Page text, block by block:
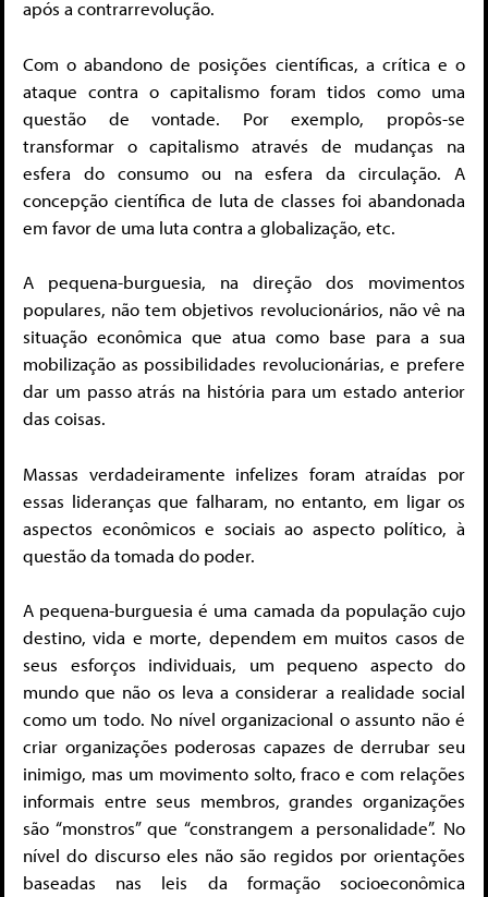
após a contrarrevolução.
Com o abandono de posições científicas, a crítica e o
ataque contra o capitalismo foram tidos como uma
questão de vontade. Por exemplo, propôs-se
transformar o capitalismo através de mudanças na
esfera do consumo ou na esfera da circulação. A
concepção científica de luta de classes foi abandonada
em favor de uma luta contra a globalização, etc.
A pequena-burguesia, na direção dos movimentos
populares, não tem objetivos revolucionários, não vê na
situação econômica que atua como base para a sua
mobilização as possibilidades revolucionárias, e prefere
dar um passo atrás na história para um estado anterior
das coisas.
Massas verdadeiramente infelizes foram atraídas por
essas lideranças que falharam, no entanto, em ligar os
aspectos econômicos e sociais ao aspecto político, à
questão da tomada do poder.
A pequena-burguesia é uma camada da população cujo
destino, vida e morte, dependem em muitos casos de
seus esforços individuais, um pequeno aspecto do
mundo que não os leva a considerar a realidade social
como um todo. No nível organizacional o assunto não é
criar organizações poderosas capazes de derrubar seu
inimigo, mas um movimento solto, fraco e com relações
informais entre seus membros, grandes organizações
são “monstros” que “constrangem a personalidade”. No
nível do discurso eles não são regidos por orientações
baseadas nas leis da formação socioeconômica